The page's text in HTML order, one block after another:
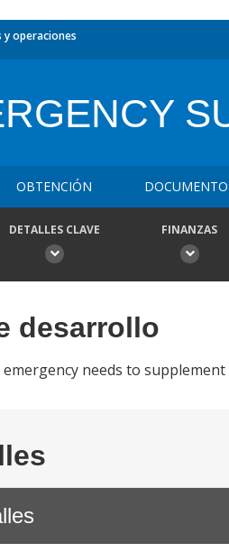
y operaciones
OBTENCIÓN
DETALLES CLAVE FINANZAS
desarrollo
emergency needs to